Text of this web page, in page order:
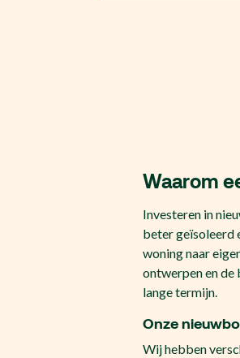
Waarom
Investeren in
beter geïsoleerd
woning naar
ontwerpen en
lange termijn.
Onze
Wij hebben